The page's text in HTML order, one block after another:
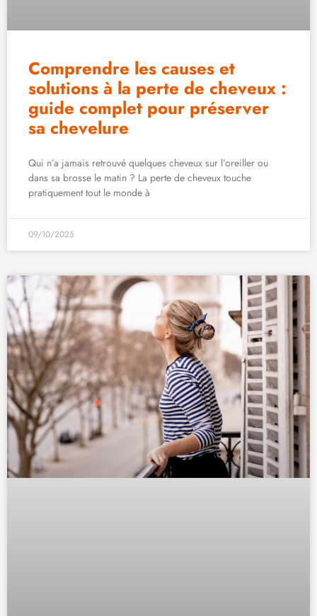
Comprendre les causes et
solutions à la perte de cheveux :
guide complet pour préserver
sa chevelure
Qui n’a jamais retrouvé quelques cheveux sur l’oreiller ou
dans sa brosse le matin ? La perte de cheveux touche
pratiquement tout le monde à
09/10/2025